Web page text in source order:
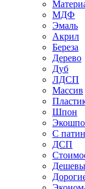
МДФ
Эмаль
Акрил
Береза
Дерево
Дуб
ЛДСП
Массив
Шпон
С
ДСП